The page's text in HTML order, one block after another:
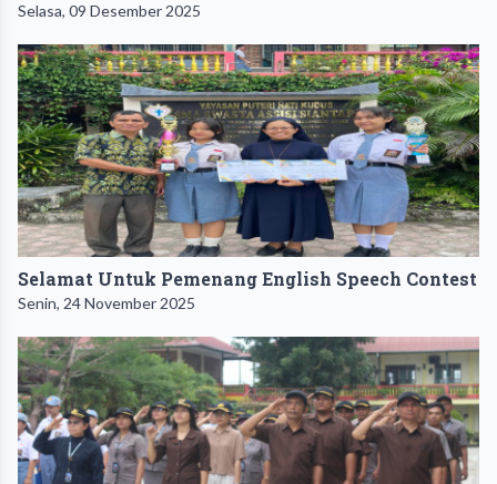
Selasa, 09 Desember 2025
Selamat Untuk Pemenang English Speech Contest
Senin, 24 November 2025